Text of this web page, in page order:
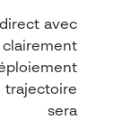
avec
sera